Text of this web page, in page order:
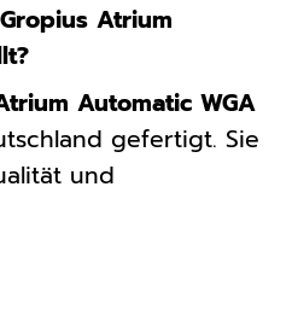
Atrium
Automatic WGA
gefertigt. Sie
und